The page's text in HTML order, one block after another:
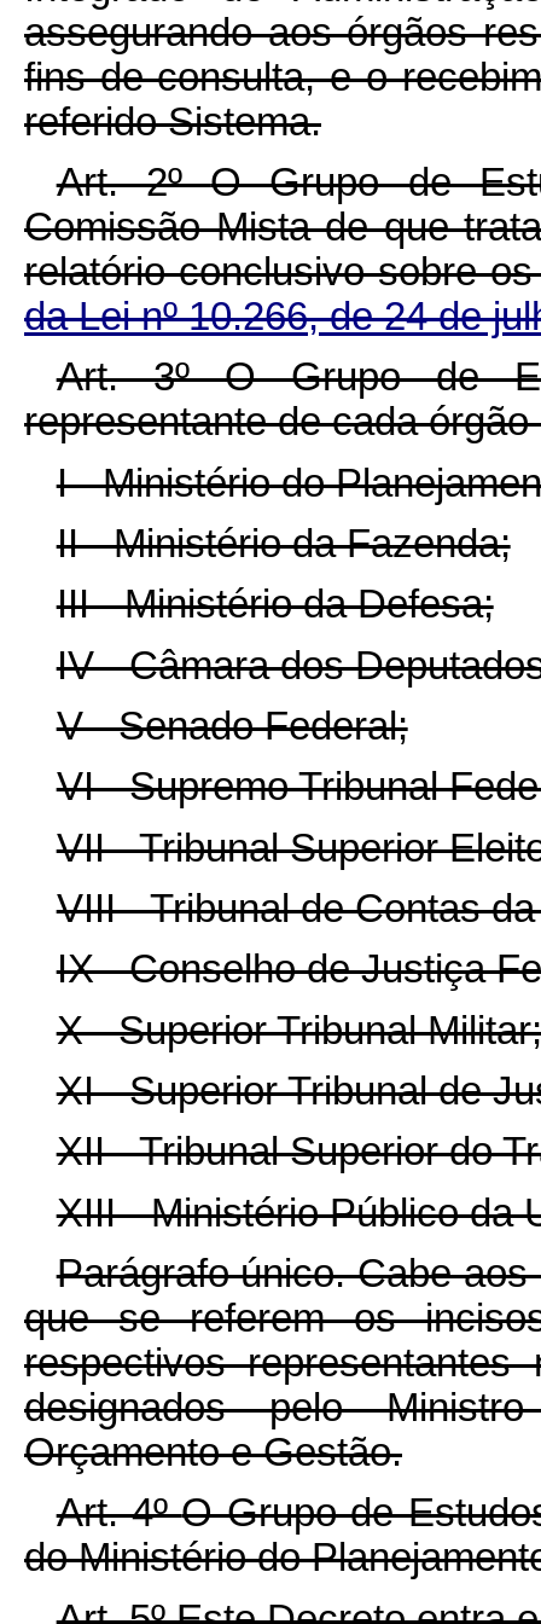
assegurando aos órgãos
fins de consulta, e o
referido Sistema.
Art. 2ºO Grupo de
Comissão Mista de que
relatório conclusivo sobre
da Lei nº10.266, de 24 de
Art. 3ºO Grupo de
representante de cada
I - Ministério do
II - Ministério da Fazenda;
III - Ministério da Defesa;
IV - Câmara dos
V - Senado Federal;
VI - Supremo Tribunal
VII - Tribunal Superior
VIII - Tribunal de Contas
IX - Conselho de Justiça
X - Superior Tribunal Militar;
XI - Superior Tribunal de
XII - Tribunal Superior do
XIII - Ministério Público da
Parágrafo único. Cabe
que se referem os
respectivos
designados pelo
Orçamento e Gestão.
Art. 4ºO Grupo de
do Ministério do